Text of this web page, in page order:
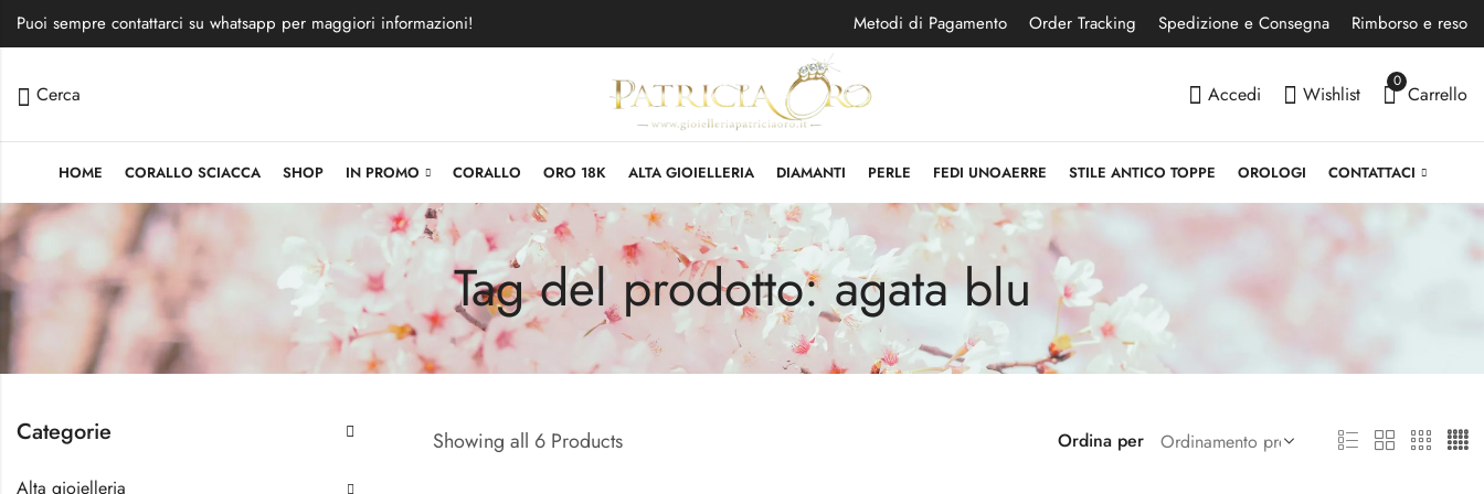
Puoi sempre contattarci su whatsapp per maggiori informazioni! Metodi di Pagamento Order Tracking Spedizione e Consegna Rimborso e reso
Cerca Accedi Wishlist
0
Carrello
HOME CORALLO SCIACCA SHOP IN PROMO CORALLO ORO 18K ALTA GIOIELLERIA DIAMANTI PERLE FEDI UNOAERRE STILE ANTICO TOPPE OROLOGI CONTATTACI
Tag del prodotto: agata blu
Showing all 6 Products Ordina per
Categorie
Alta gioielleria